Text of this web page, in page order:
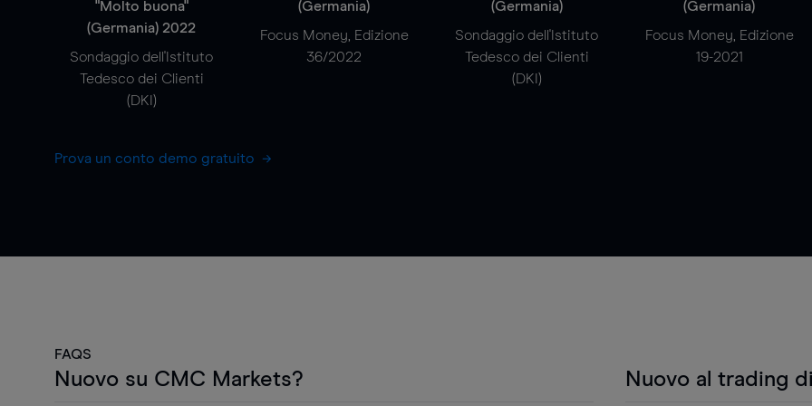
"Molto buona"
(Germania) 2022
Sondaggio dell'Istituto
Tedesco dei Clienti
(DKI)
(Germania)
Focus Money, Edizione
36/2022
(Germania)
Sondaggio dell'Istituto
Tedesco dei Clienti
(DKI)
(Germania)
Focus Money, Edizione
19-2021
Prova un conto demo gratuito
FAQS
Nuovo su CMC Markets? Nuovo al trading